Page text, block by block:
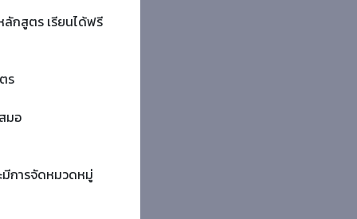
ลักสูตร เรียนได้ฟรี
ร
มอ
มีการจัดหมวดหมู่